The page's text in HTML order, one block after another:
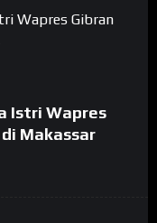
Istri Wapres
Makassar